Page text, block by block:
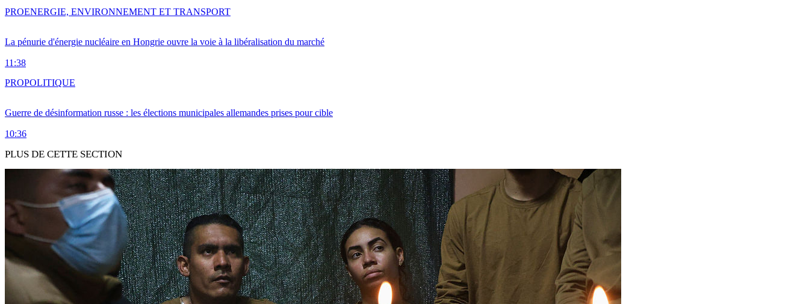
La pénurie d'énergie nucléaire en Hongrie ouvre la voie à la libéralisation du marché
11:38
PROENERGIE, ENVIRONNEMENT ET TRANSPORT
Guerre de désinformation russe : les élections municipales allemandes prises pour cible
10:36
PROPOLITIQUE
PLUS DE CETTE SECTION